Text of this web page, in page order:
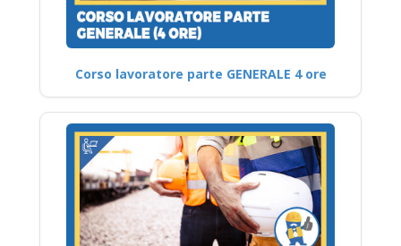
Corso lavoratore parte GENERALE 4 ore